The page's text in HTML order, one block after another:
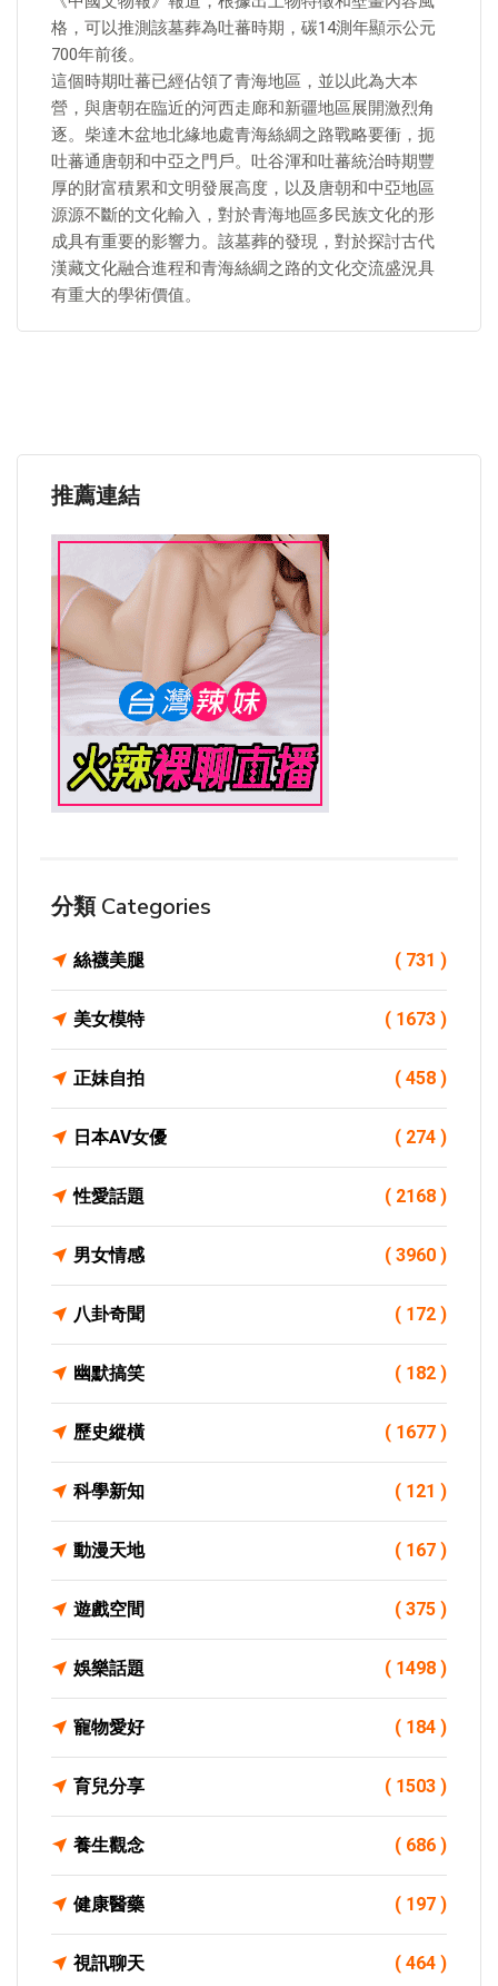
格，可以推測該墓葬為吐蕃時期，碳14測年顯示公元
700年前後。
這個時期吐蕃已經佔領了青海地區，並以此為大本
營，與唐朝在臨近的河西走廊和新疆地區展開激烈角
逐。柴達木盆地北緣地處青海絲綢之路戰略要衝，扼
吐蕃通唐朝和中亞之門戶。吐谷渾和吐蕃統治時期豐
厚的財富積累和文明發展高度，以及唐朝和中亞地區
源源不斷的文化輸入，對於青海地區多民族文化的形
成具有重要的影響力。該墓葬的發現，對於探討古代
漢藏文化融合進程和青海絲綢之路的文化交流盛況具
有重大的學術價值。
推薦連結
分類 Categories
絲襪美腿 ( 731 )
美女模特 ( 1673 )
正妹自拍 ( 458 )
日本AV女優 ( 274 )
性愛話題 ( 2168 )
男女情感 ( 3960 )
八卦奇聞 ( 172 )
幽默搞笑 ( 182 )
歷史縱橫 ( 1677 )
科學新知 ( 121 )
動漫天地 ( 167 )
遊戲空間 ( 375 )
娛樂話題 ( 1498 )
寵物愛好 ( 184 )
育兒分享 ( 1503 )
養生觀念 ( 686 )
健康醫藥 ( 197 )
視訊聊天 ( 464 )